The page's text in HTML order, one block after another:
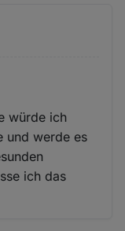
würde ich
und werde es
ich das